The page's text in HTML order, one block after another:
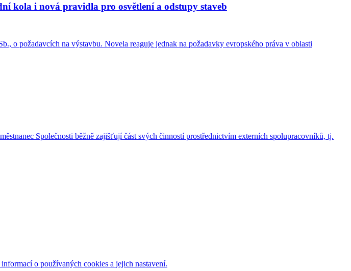
kola i nová pravidla pro osvětlení a odstupy staveb
o požadavcích na výstavbu. Novela reaguje jednak na požadavky evropského práva v oblasti
Společnosti běžně zajišťují část svých činností prostřednictvím externích spolupracovníků, tj.
o používaných cookies a jejich nastavení.